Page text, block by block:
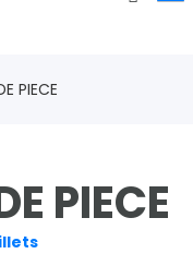
PIECE
PIECE